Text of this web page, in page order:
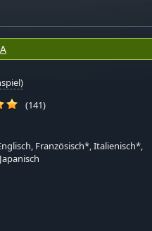
(141)
Französisch*, Italienisch*,